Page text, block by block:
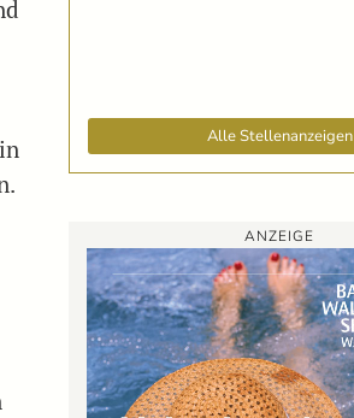
Alle Stellenanzeigen
ANZEIGE